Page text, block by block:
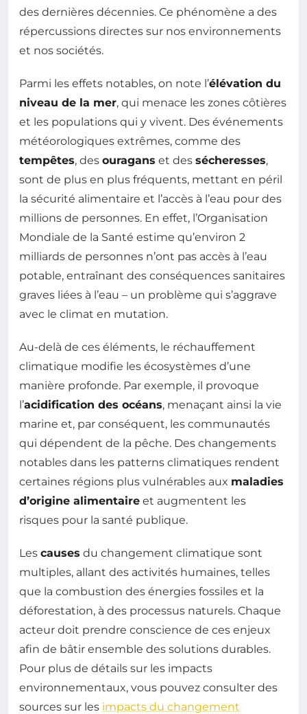
des dernières décennies. Ce phénomène a des
répercussions directes sur nos environnements
et nos sociétés.
Parmi les effets notables, on note l’élévation du
niveau de la mer, qui menace les zones côtières
et les populations qui y vivent. Des événements
météorologiques extrêmes, comme des
tempêtes, des ouragans et des sécheresses,
sont de plus en plus fréquents, mettant en péril
la sécurité alimentaire et l’accès à l’eau pour des
millions de personnes. En effet, l’Organisation
Mondiale de la Santé estime qu’environ 2
milliards de personnes n’ont pas accès à l’eau
potable, entraînant des conséquences sanitaires
graves liées à l’eau – un problème qui s’aggrave
avec le climat en mutation.
Au-delà de ces éléments, le réchauffement
climatique modifie les écosystèmes d’une
manière profonde. Par exemple, il provoque
l’acidification des océans, menaçant ainsi la vie
marine et, par conséquent, les communautés
qui dépendent de la pêche. Des changements
notables dans les patterns climatiques rendent
certaines régions plus vulnérables aux maladies
d’origine alimentaire et augmentent les
risques pour la santé publique.
Les causes du changement climatique sont
multiples, allant des activités humaines, telles
que la combustion des énergies fossiles et la
déforestation, à des processus naturels. Chaque
acteur doit prendre conscience de ces enjeux
afin de bâtir ensemble des solutions durables.
Pour plus de détails sur les impacts
environnementaux, vous pouvez consulter des
sources sur les impacts du changement